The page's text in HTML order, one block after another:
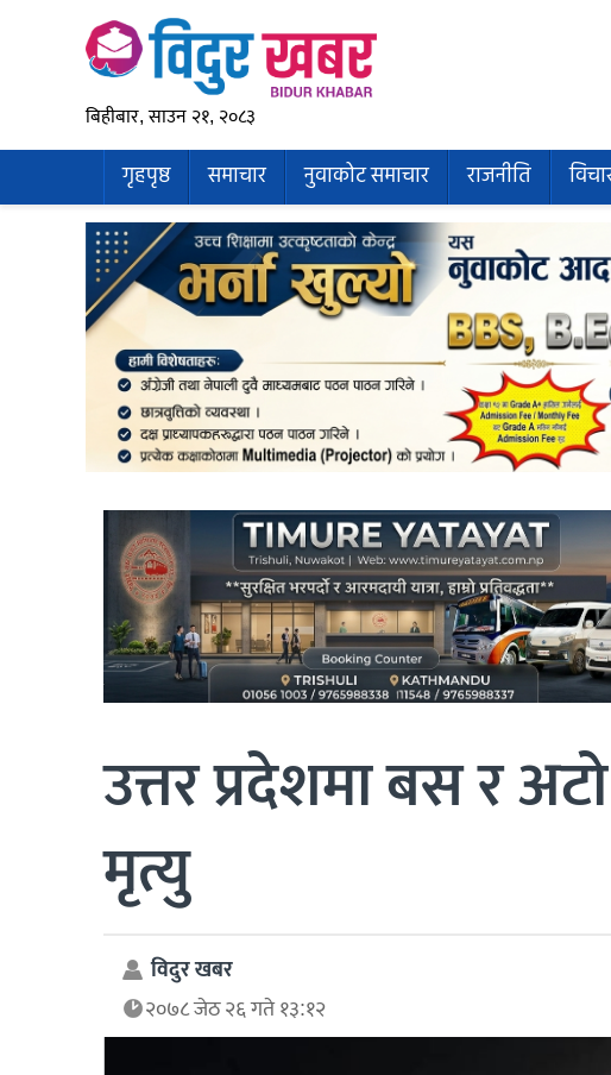
बिहीबार, साउन २१, २०८३
गृहपृष्ठ समाचार नुवाकोट समाचार राजनीति
उत्तर प्रदेशमा बस र
मृत्यु
विदुर खबर
२०७८ जेठ २६ गते १३:१२